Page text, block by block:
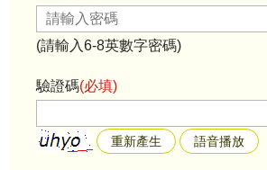
(請輸入6-8英數字密碼)
驗證碼(必填)